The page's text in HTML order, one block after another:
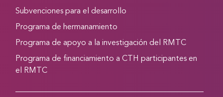
Subvenciones para el desarrollo
Programa de hermanamiento
Programa de apoyo a la investigación del RMTC
Programa de financiamiento a CTH participantes en
el RMTC